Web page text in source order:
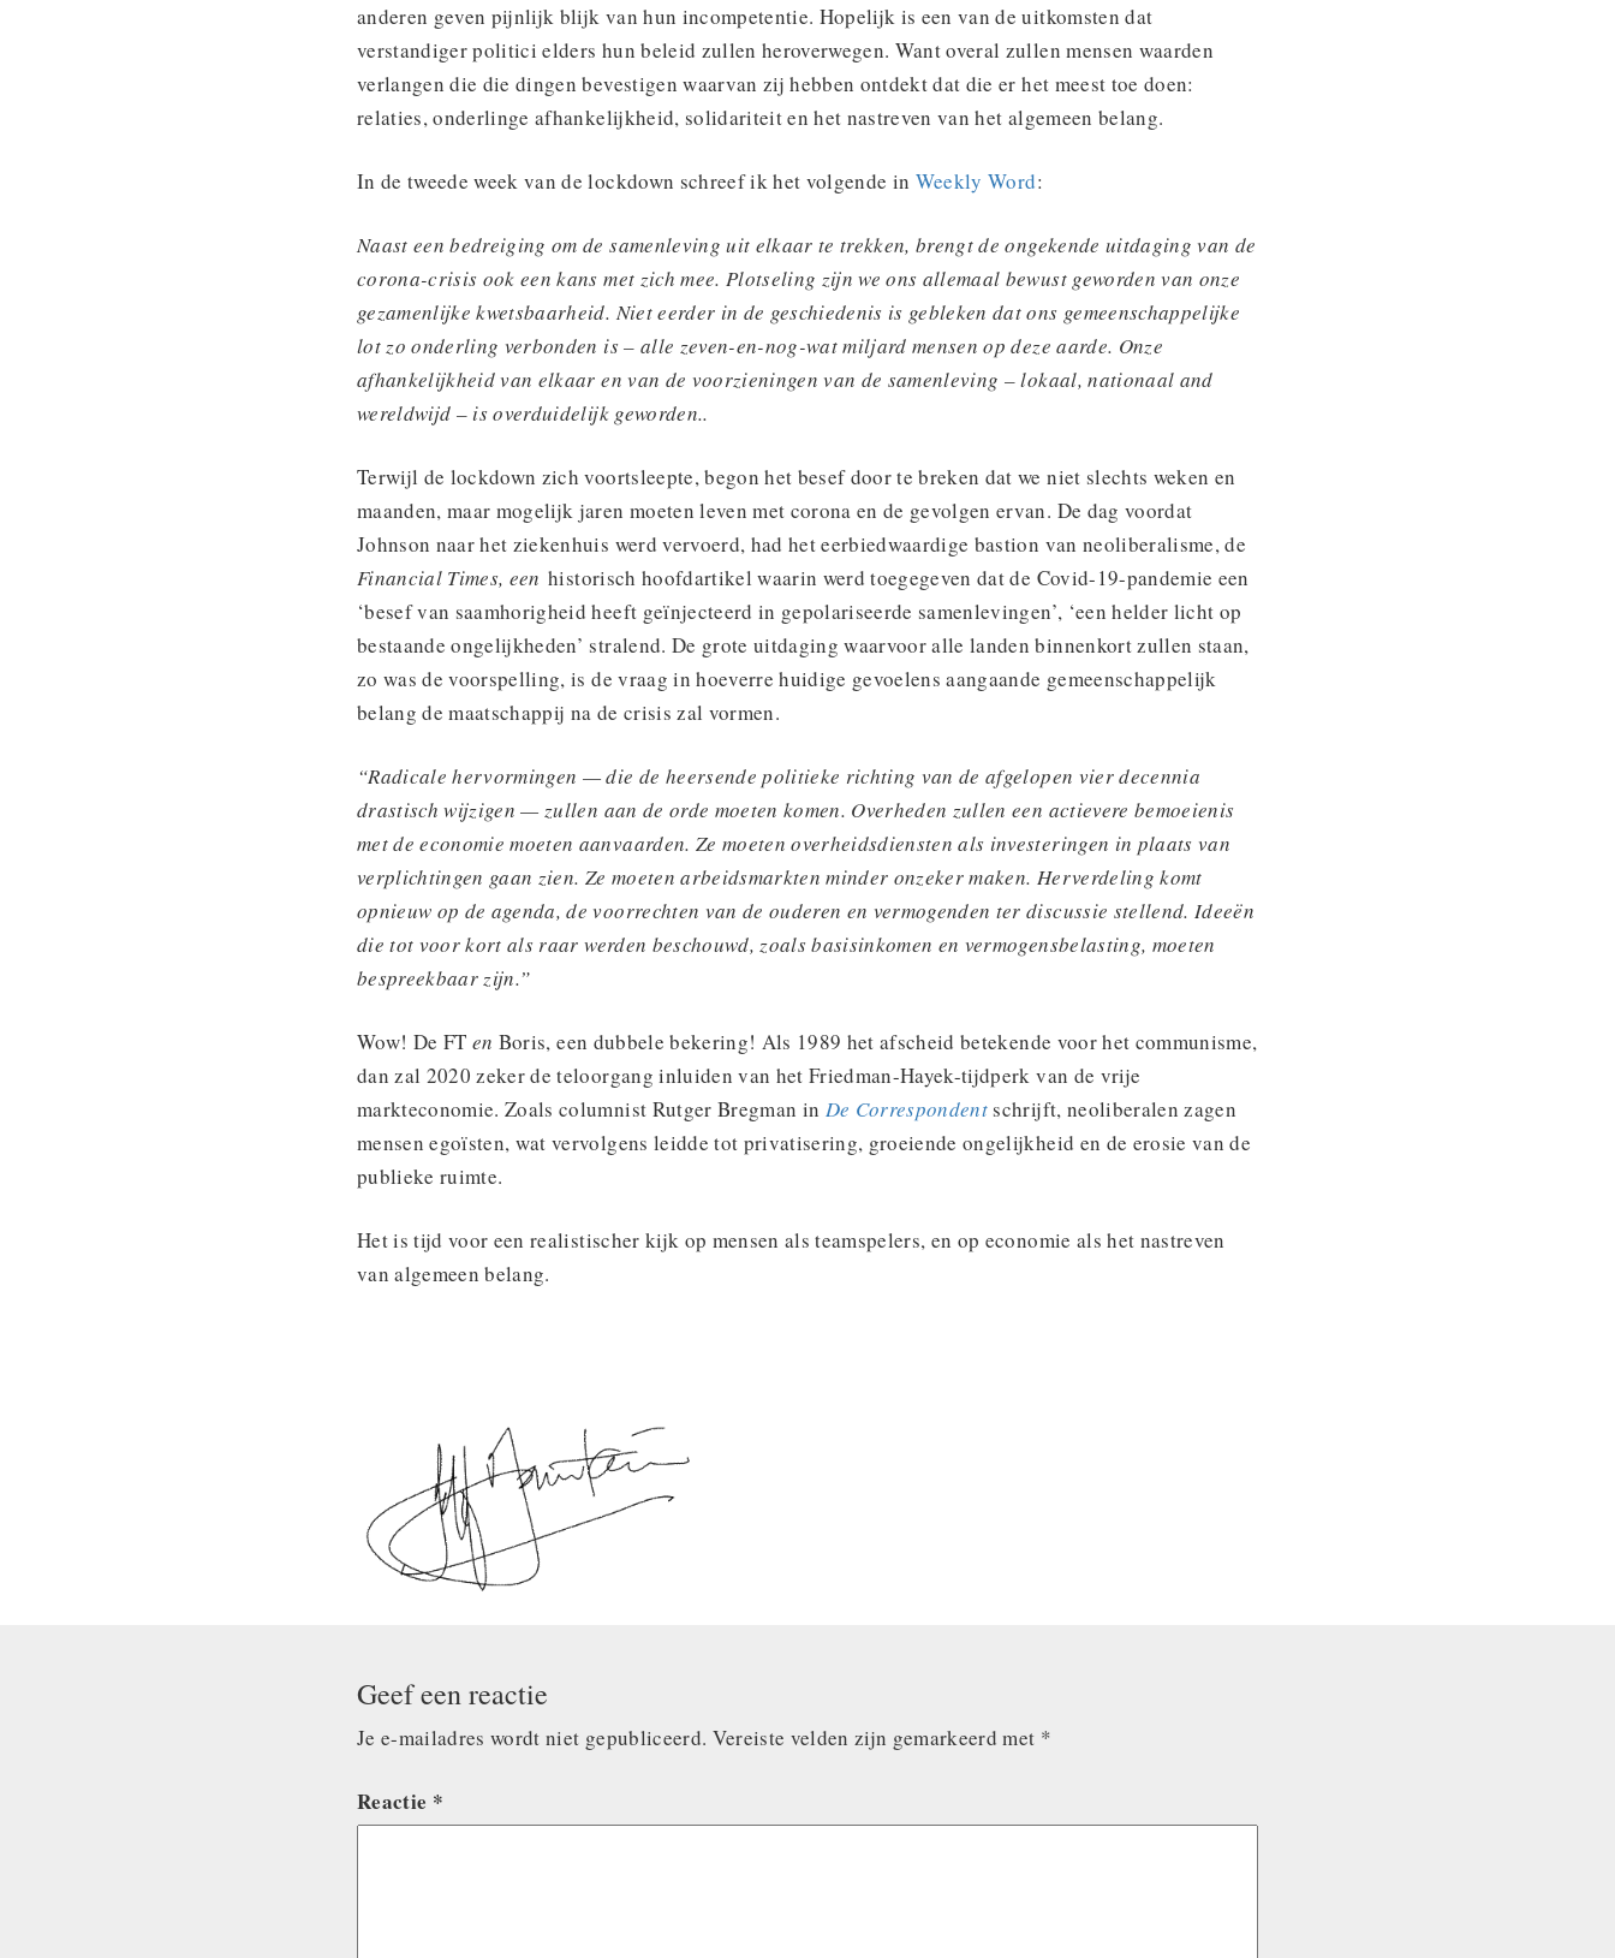
anderen geven pijnlijk blijk van hun incompetentie. Hopelijk is een van de uitkomsten dat
verstandiger politici elders hun beleid zullen heroverwegen. Want overal zullen mensen waarden
verlangen die die dingen bevestigen waarvan zij hebben ontdekt dat die er het meest toe doen:
relaties, onderlinge afhankelijkheid, solidariteit en het nastreven van het algemeen belang.
In de tweede week van de lockdown schreef ik het volgende in Weekly Word:
Naast een bedreiging om de samenleving uit elkaar te trekken, brengt de ongekende uitdaging van de
corona-crisis ook een kans met zich mee. Plotseling zijn we ons allemaal bewust geworden van onze
gezamenlijke kwetsbaarheid. Niet eerder in de geschiedenis is gebleken dat ons gemeenschappelijke
lot zo onderling verbonden is – alle zeven-en-nog-wat miljard mensen op deze aarde. Onze
afhankelijkheid van elkaar en van de voorzieningen van de samenleving – lokaal, nationaal and
wereldwijd – is overduidelijk geworden..
Terwijl de lockdown zich voortsleepte, begon het besef door te breken dat we niet slechts weken en
maanden, maar mogelijk jaren moeten leven met corona en de gevolgen ervan. De dag voordat
Johnson naar het ziekenhuis werd vervoerd, had het eerbiedwaardige bastion van neoliberalisme, de
Financial Times, eenhistorisch hoofdartikel waarin werd toegegeven dat de Covid-19-pandemie een
‘besef van saamhorigheid heeft geïnjecteerd in gepolariseerde samenlevingen’, ‘een helder licht op
bestaande ongelijkheden’ stralend. De grote uitdaging waarvoor alle landen binnenkort zullen staan,
zo was de voorspelling, is de vraag in hoeverre huidige gevoelens aangaande gemeenschappelijk
belang de maatschappij na de crisis zal vormen.
“Radicale hervormingen — die de heersende politieke richting van de afgelopen vier decennia
drastisch wijzigen — zullen aan de orde moeten komen. Overheden zullen een actievere bemoeienis
met de economie moeten aanvaarden. Ze moeten overheidsdiensten als investeringen in plaats van
verplichtingen gaan zien. Ze moeten arbeidsmarkten minder onzeker maken. Herverdeling komt
opnieuw op de agenda, de voorrechten van de ouderen en vermogenden ter discussie stellend. Ideeën
die tot voor kort als raar werden beschouwd, zoals basisinkomen en vermogensbelasting, moeten
bespreekbaar zijn.”
Wow! De FT en Boris, een dubbele bekering! Als 1989 het afscheid betekende voor het communisme,
dan zal 2020 zeker de teloorgang inluiden van het Friedman-Hayek-tijdperk van de vrije
markteconomie. Zoals columnist Rutger Bregman in De Correspondentschrijft, neoliberalen zagen
mensen egoïsten, wat vervolgens leidde tot privatisering, groeiende ongelijkheid en de erosie van de
publieke ruimte.
Het is tijd voor een realistischer kijk op mensen als teamspelers, en op economie als het nastreven
van algemeen belang.
Geef een reactie
Je e-mailadres wordt niet gepubliceerd. Vereiste velden zijn gemarkeerd met *
Reactie *